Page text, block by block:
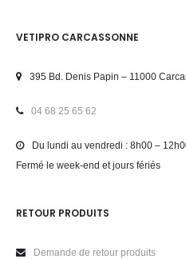
VETIPRO CARCASSONNE
395 Bd. Denis Papin – 11000
04 68 25 65 62
Du lundi au vendredi : 8h00 –
Fermé le week-end et jours fériés
RETOUR PRODUITS
Demande de retour produits